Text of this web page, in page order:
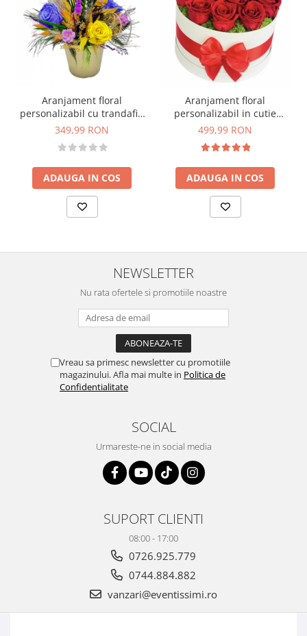
Aranjament floral
personalizabil cu trandafiri
si plante naturale
349,99 RON
ADAUGA IN COS
Aranjament floral
personalizabil in cutie
cadou, Eventissimi,
Criogenati, Licheni naturali
stabilizati, Rosu/Alb
499,99 RON
ADAUGA IN COS
NEWSLETTER
Nu rata ofertele si promotiile noastre
Vreau sa primesc newsletter cu promotiile
magazinului. Afla mai multe in Politica de
Confidentialitate
SOCIAL
Urmareste-ne in social media
SUPORT CLIENTI
08:00 - 17:00
0726.925.779
0744.884.882
vanzari@eventissimi.ro